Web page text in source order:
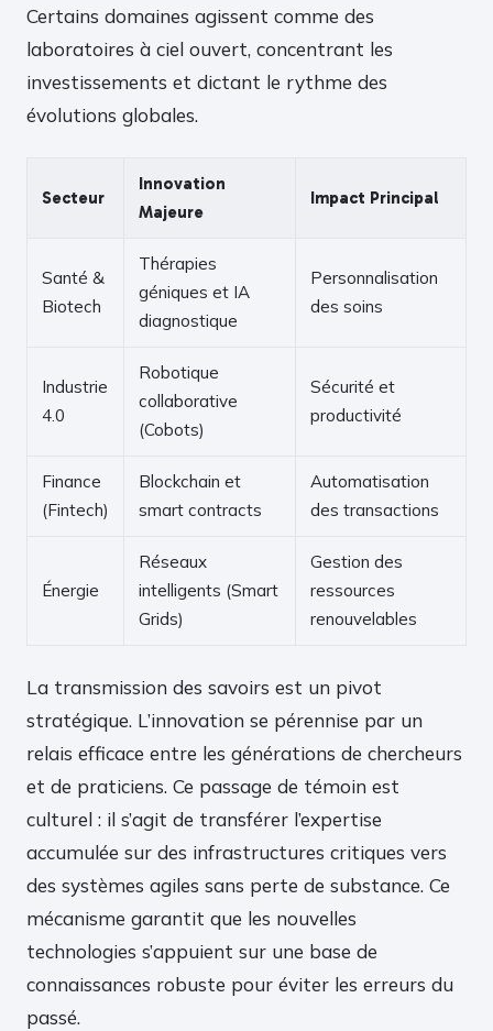
Certains domaines agissent comme des
laboratoires à ciel ouvert, concentrant les
investissements et dictant le rythme des
évolutions globales.
Secteur
Innovation
Majeure
Impact Principal
Santé &
Biotech
Thérapies
géniques et IA
diagnostique
Personnalisation
des soins
Industrie
4.0
Robotique
collaborative
(Cobots)
Sécurité et
productivité
Finance
(Fintech)
Blockchain et
smart contracts
Automatisation
des transactions
Énergie
Réseaux
intelligents (Smart
Grids)
Gestion des
ressources
renouvelables
La transmission des savoirs est un pivot
stratégique. L’innovation se pérennise par un
relais efficace entre les générations de chercheurs
et de praticiens. Ce passage de témoin est
culturel : il s’agit de transférer l’expertise
accumulée sur des infrastructures critiques vers
des systèmes agiles sans perte de substance. Ce
mécanisme garantit que les nouvelles
technologies s’appuient sur une base de
connaissances robuste pour éviter les erreurs du
passé.